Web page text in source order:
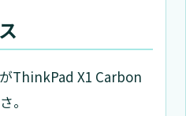
ThinkPad X1 Carbon
。